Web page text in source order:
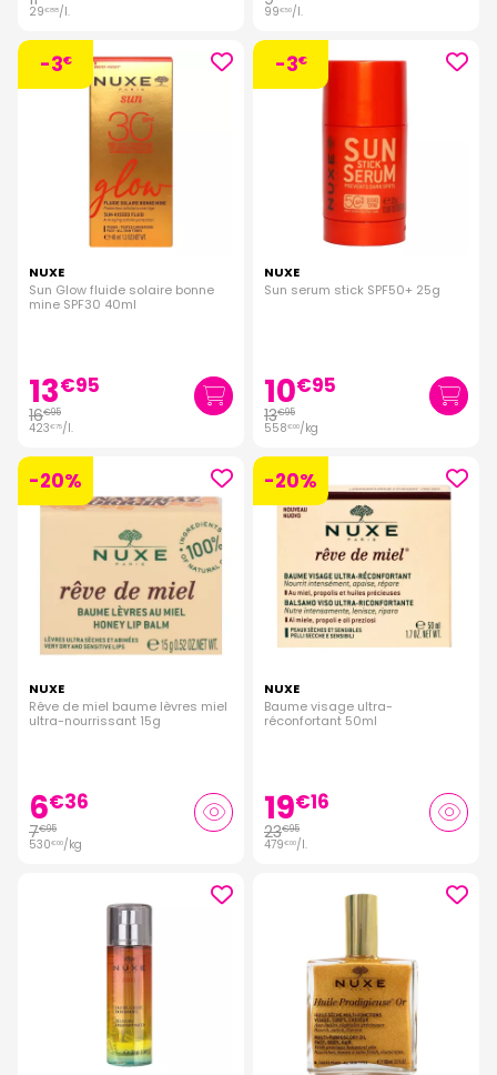
29€88/l. 99€50/l.
-3€
NUXE
Sun Glow fluide solaire bonne
mine SPF30 40ml
13€95
16€95
423€75/l.
-3€
NUXE
Sun serum stick SPF50+ 25g
10€95
13€95
558€00/kg
-20%
NUXE
Rêve de miel baume lèvres miel
ultra-nourrissant 15g
6€36
7€95
530€00/kg
-20%
NUXE
Baume visage ultra-
réconfortant 50ml
19€16
23€95
479€00/l.